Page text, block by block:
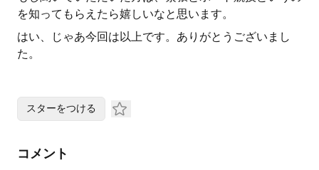
を知ってもらえたら嬉しいなと思います。
はい、じゃあ今回は以上です。ありがとうございまし
た。
スターをつける
コメント